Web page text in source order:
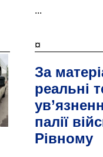
...
¤
За
реальні
палії
Рівному